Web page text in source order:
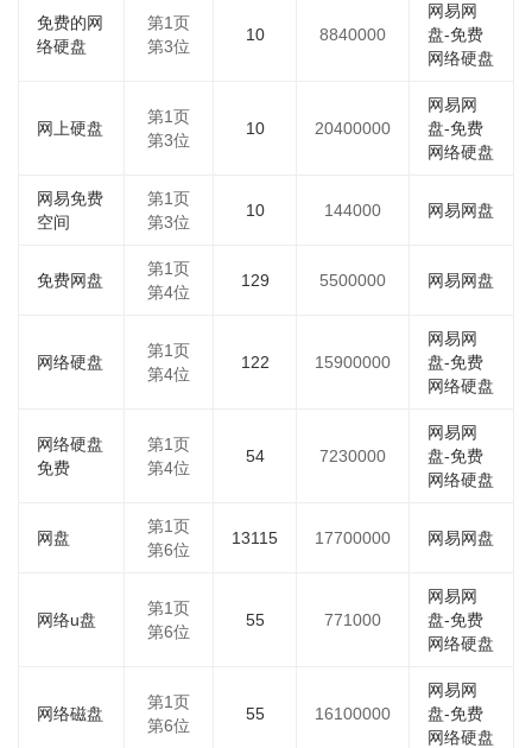
免费的网
络硬盘
第1页
第3位
10 8840000
网易网
盘-免费
网络硬盘
网上硬盘
第1页
第3位
10 20400000
网易网
盘-免费
网络硬盘
网易免费
空间
第1页
第3位
10 144000 网易网盘
免费网盘
第1页
第4位
129 5500000 网易网盘
网络硬盘
第1页
第4位
122 15900000
网易网
盘-免费
网络硬盘
网络硬盘
免费
第1页
第4位
54 7230000
网易网
盘-免费
网络硬盘
网盘
第1页
第6位
13115 17700000 网易网盘
网络u盘
第1页
第6位
55 771000
网易网
盘-免费
网络硬盘
网络磁盘
第1页
第6位
55 16100000
网易网
盘-免费
网络硬盘